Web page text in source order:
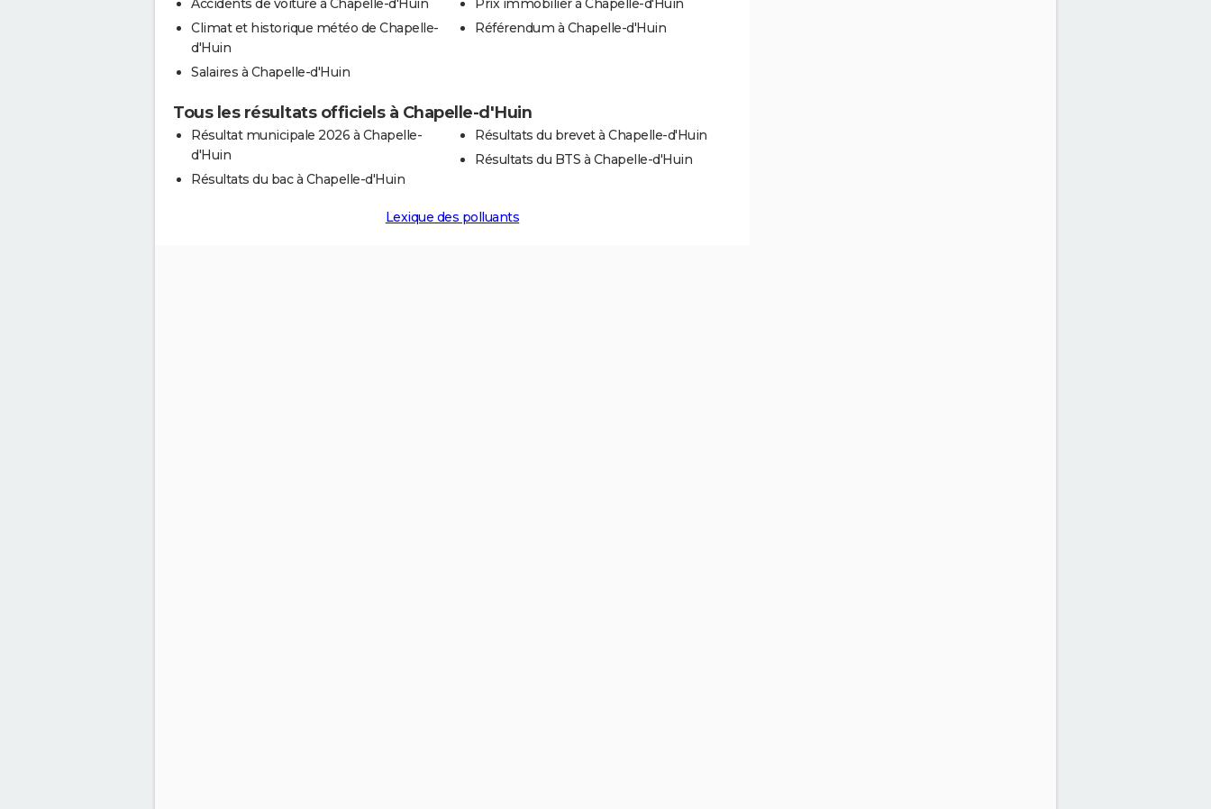
Accidents de voiture à Chapelle-d'Huin
Climat et historique météo de Chapelle-
d'Huin
Salaires à Chapelle-d'Huin
Prix immobilier à Chapelle-d'Huin
Référendum à Chapelle-d'Huin
Tous les résultats officiels à Chapelle-d'Huin
Résultat municipale 2026 à Chapelle-
d'Huin
Résultats du bac à Chapelle-d'Huin
Résultats du brevet à Chapelle-d'Huin
Résultats du BTS à Chapelle-d'Huin
Lexique des polluants